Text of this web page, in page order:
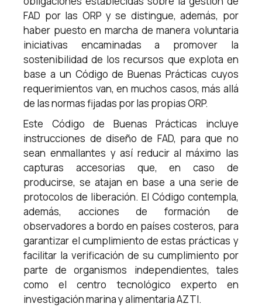
FAD por las ORP y se distingue, además, por
haber puesto en marcha de manera voluntaria
iniciativas encaminadas a promover la
sostenibilidad de los recursos que explota en
base a un Código de Buenas Prácticas cuyos
requerimientos van, en muchos casos, más allá
de las normas fijadas por las propias ORP.
Este Código de Buenas Prácticas incluye
instrucciones de diseño de FAD, para que no
sean enmallantes y así reducir al máximo las
capturas accesorias que, en caso de
producirse, se atajan en base a una serie de
protocolos de liberación. El Código contempla,
además, acciones de formación de
observadores a bordo en países costeros, para
garantizar el cumplimiento de estas prácticas y
facilitar la verificación de su cumplimiento por
parte de organismos independientes, tales
como el centro tecnológico experto en
investigación marina y alimentaria AZTI.